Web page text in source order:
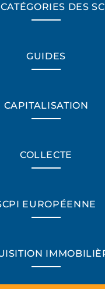
“Excellent”, 165
DES
GUIDES
CAPITALISATION
COLLECTE
EUROPÉENNE